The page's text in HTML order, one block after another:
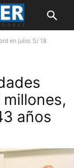
en julio: S/ 18
años